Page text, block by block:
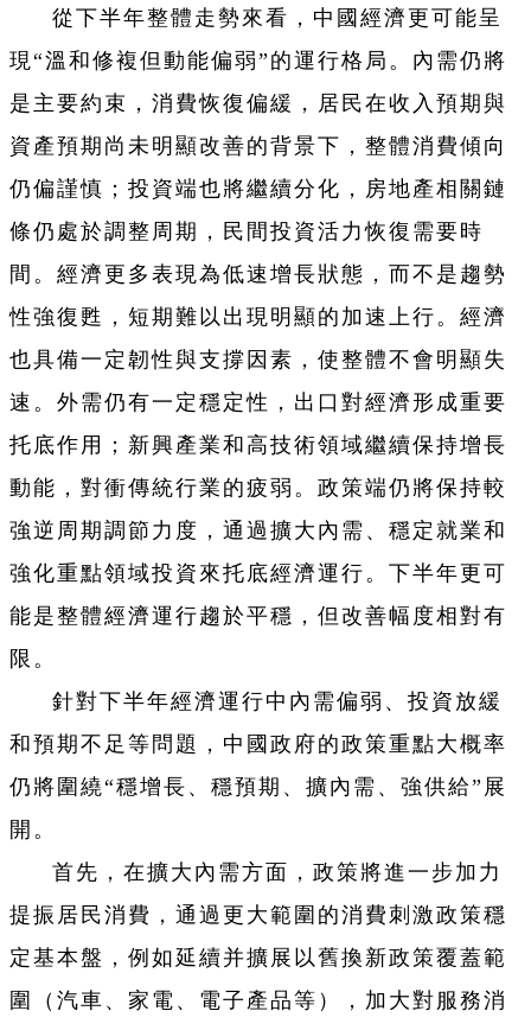
從下半年整體走勢來看，中國經濟更可能呈
現“溫和修複但動能偏弱”的運行格局。內需仍將
是主要約束，消費恢復偏緩，居民在收入預期與
資產預期尚未明顯改善的背景下，整體消費傾向
仍偏謹慎；投資端也將繼續分化，房地產相關鏈
條仍處於調整周期，民間投資活力恢復需要時
間。經濟更多表現為低速增長狀態，而不是趨勢
性強復甦，短期難以出現明顯的加速上行。經濟
也具備一定韌性與支撐因素，使整體不會明顯失
速。外需仍有一定穩定性，出口對經濟形成重要
托底作用；新興產業和高技術領域繼續保持增長
動能，對衝傳統行業的疲弱。政策端仍將保持較
強逆周期調節力度，通過擴大內需、穩定就業和
強化重點領域投資來托底經濟運行。下半年更可
能是整體經濟運行趨於平穩，但改善幅度相對有
限。
針對下半年經濟運行中內需偏弱、投資放緩
和預期不足等問題，中國政府的政策重點大概率
仍將圍繞“穩增長、穩預期、擴內需、強供給”展
開。
首先，在擴大內需方面，政策將進一步加力
提振居民消費，通過更大範圍的消費刺激政策穩
定基本盤，例如延續并擴展以舊換新政策覆蓋範
圍（汽車、家電、電子產品等），加大對服務消